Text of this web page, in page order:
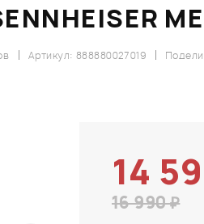
Артикул: 888880027019
14
16 990 ₽